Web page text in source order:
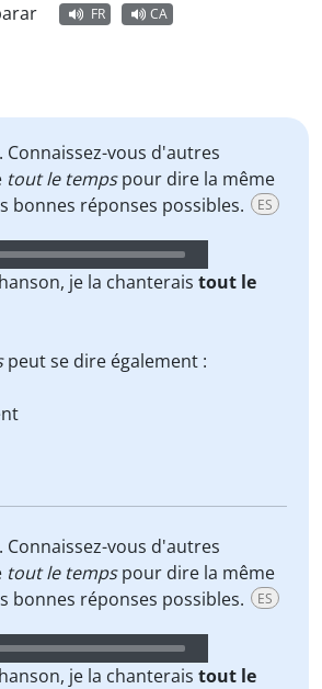
FR CA
Connaissez-vous d'autres
tout le tempspour dire la même
bonnes réponses possibles.
ES
je la chanterais tout le
peut se dire également :
Connaissez-vous d'autres
tout le tempspour dire la même
bonnes réponses possibles.
ES
je la chanterais tout le